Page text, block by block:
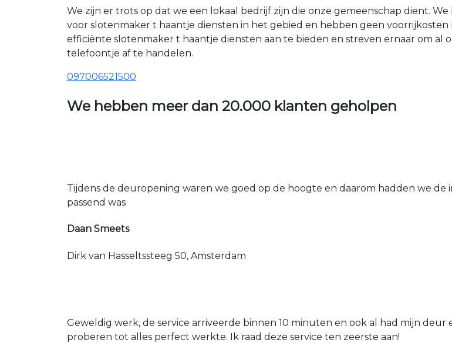
We zijn er trots op dat we een lokaal bedrijf zijn die onze gemeenschap dient.
voor slotenmaker t haantje diensten in het gebied en hebben geen voorrijkosten
efficiënte slotenmaker t haantje diensten aan te bieden en streven ernaar om al
telefoontje af te handelen.
097006521500
We hebben meer dan 20.000 klanten geholpen
Tijdens de deuropening waren we goed op de hoogte en daarom hadden we
passend was
Daan Smeets
Dirk van Hasseltssteeg 50, Amsterdam
Geweldig werk, de service arriveerde binnen 10 minuten en ook al had mijn
proberen tot alles perfect werkte. Ik raad deze service ten zeerste aan!